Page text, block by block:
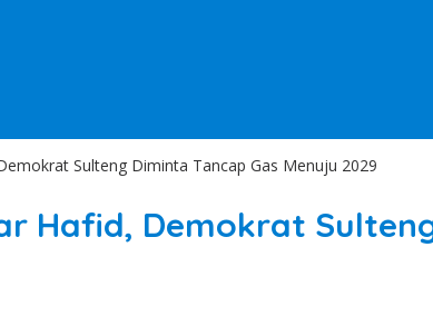
Sulteng Diminta Tancap Gas Menuju 2029
Hafid, Demokrat